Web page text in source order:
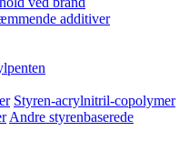
additiver
Styren-acrylnitril-copolymer
Andre styrenbaserede